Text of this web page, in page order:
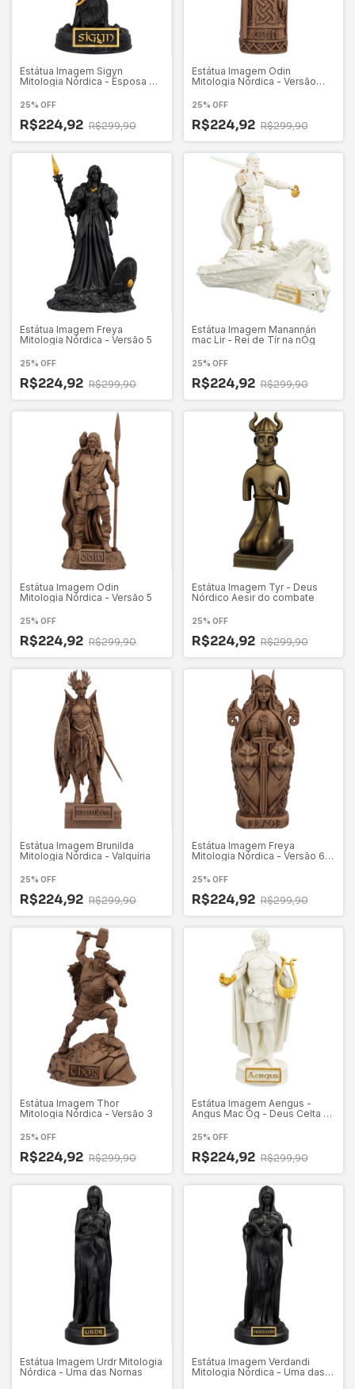
Estátua Imagem Sigyn
Mitologia Nórdica - Esposa de
25% OFF
R$224,92 R$299,90
Estátua Imagem Odin
Mitologia Nórdica - Versão
25% OFF
R$224,92 R$299,90
Estátua Imagem Freya
Mitologia Nórdica - Versão 5
25% OFF
R$224,92 R$299,90
Estátua Imagem Manannán
mac Lir - Rei de Tír na nÓg
25% OFF
R$224,92 R$299,90
Estátua Imagem Odin
Mitologia Nórdica - Versão 5
25% OFF
R$224,92 R$299,90
Estátua Imagem Tyr - Deus
Nórdico Aesir do combate
25% OFF
R$224,92 R$299,90
Estátua Imagem Brunilda
Mitologia Nórdica - Valquíria
25% OFF
R$224,92 R$299,90
Estátua Imagem Freya
Mitologia Nórdica - Versão 6 -
25% OFF
R$224,92 R$299,90
Estátua Imagem Thor
Mitologia Nórdica - Versão 3
25% OFF
R$224,92 R$299,90
Estátua Imagem Aengus -
Angus Mac Og - Deus Celta da
25% OFF
R$224,92 R$299,90
Estátua Imagem Urdr Mitologia
Nórdica - Uma das Nornas
Estátua Imagem Verdandi
Mitologia Nórdica - Uma das